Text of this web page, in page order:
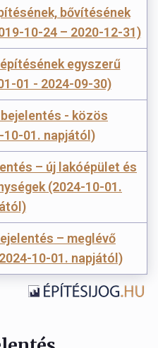
bővítésének
10-24 – 2020-12-31)
egyszerű
01 - 2024-09-30)
- közös
01. napjától)
– új lakóépület és
(2024-10-01.
– meglévő
10-01. napjától)